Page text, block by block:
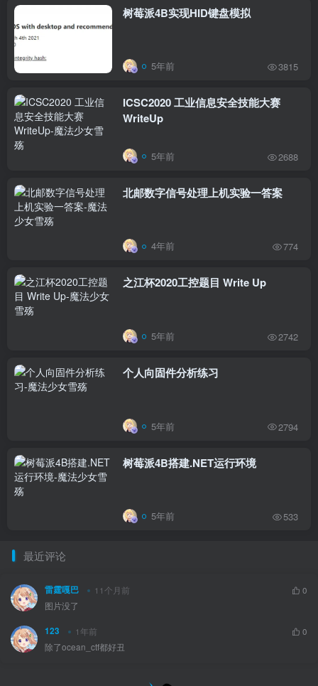
树莓派4B实现HID键盘模拟
5年前 3815
ICSC2020 工业信息安全技能大赛
WriteUp
5年前 2688
北邮数字信号处理上机实验一答案
4年前 774
之江杯2020工控题目 Write Up
5年前 2742
个人向固件分析练习
5年前 2794
树莓派4B搭建.NET运行环境
5年前 533
最近评论
雷霆嘎巴 11个月前
0
图片没了
123 1年前
0
除了ocean_ctf都好丑